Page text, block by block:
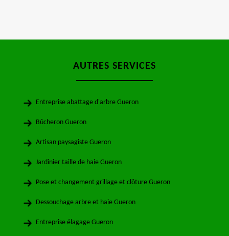
AUTRES SERVICES
Entreprise abattage d'arbre Gueron
Bûcheron Gueron
Artisan paysagiste Gueron
Jardinier taille de haie Gueron
Pose et changement grillage et clôture Gueron
Dessouchage arbre et haie Gueron
Entreprise élagage Gueron